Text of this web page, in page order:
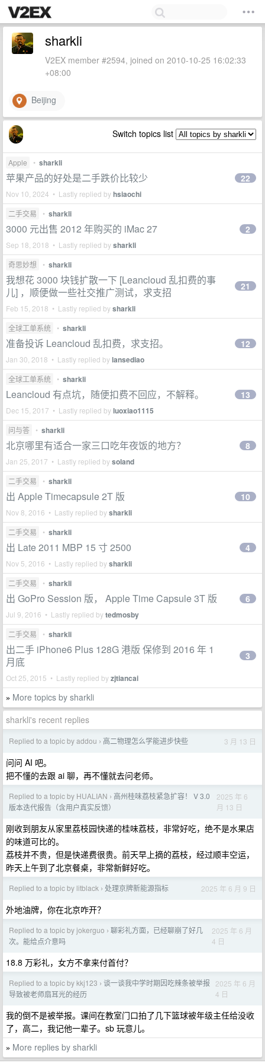
sharkli
V2EX member #2594, joined on 2010-10-25 16:02:33
+08:00
Beijing
Switch topics list
Apple • sharkli
苹果产品的好处是二手跌价比较少
Nov 10, 2024 • Lastly replied byhsiaochi
22
二手交易 • sharkli
3000 元出售 2012 年购买的 iMac 27
Sep 18, 2018 • Lastly replied bysharkli
2
奇思妙想 • sharkli
我想花 3000 块钱扩散一下 [Leancloud 乱扣费的事
儿] ，顺便做一些社交推广测试，求支招
Feb 15, 2018 • Lastly replied bysharkli
21
全球工单系统 • sharkli
准备投诉 Leancloud 乱扣费，求支招。
Jan 30, 2018 • Lastly replied bylansediao
12
全球工单系统 • sharkli
Leancloud 有点坑，随便扣费不回应，不解释。
Dec 15, 2017 • Lastly replied byluoxiao1115
13
问与答 • sharkli
北京哪里有适合一家三口吃年夜饭的地方？
Jan 25, 2017 • Lastly replied bysoland
8
二手交易 • sharkli
出 Apple Timecapsule 2T 版
Nov 8, 2016 • Lastly replied bysharkli
10
二手交易 • sharkli
出 Late 2011 MBP 15 寸 2500
Nov 5, 2016 • Lastly replied bysharkli
4
二手交易 • sharkli
出 GoPro Session 版， Apple Time Capsule 3T 版
Jul 9, 2016 • Lastly replied bytedmosby
6
二手交易 • sharkli
出二手 iPhone6 Plus 128G 港版 保修到 2016 年 1
月底
Oct 25, 2015 • Lastly replied byzjtiancai
3
» More topics by sharkli
sharkli's recent replies
Replied to a topic by addou › 高二物理怎么学能进步快些 3 月 13 日
问问 AI 吧。
把不懂的去跟 ai 聊，再不懂就去问老师。
Replied to a topic by HUALIAN › 高州桂味荔枝紧急扩容！ V 3.0
版本迭代报告（含用户真实反馈）
2025 年 6
月 13 日
刚收到朋友从家里荔枝园快递的桂味荔枝，非常好吃，绝不是水果店
的味道可比的。
荔枝并不贵，但是快递费很贵。前天早上摘的荔枝，经过顺丰空运，
昨天上午到了北京餐桌，非常新鲜好吃。
Replied to a topic by litblack › 处理京牌新能源指标 2025 年 6 月 9 日
外地油牌，你在北京咋开？
Replied to a topic by jokerguo › 聊彩礼方面，已经聊崩了好几
次。能给点介意吗
2025 年 6 月
4 日
18.8 万彩礼，女方不拿来付首付？
Replied to a topic by kkj123 › 谈一谈我中学时期因吃辣条被举报
导致被老师扇耳光的经历
2025 年 6 月
4 日
我的倒不是被举报。课间在教室门口拍了几下篮球被年级主任给没收
了，高二，我记他一辈子。sb 玩意儿。
» More replies by sharkli